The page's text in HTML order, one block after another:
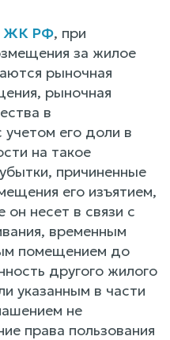
ЖК РФ, при
за жилое
рыночная
рыночная
в
его доли в
на такое
причиненные
его изъятием,
несет в связи с
временным
помещением до
другого жилого
указанным в части
не
права пользования